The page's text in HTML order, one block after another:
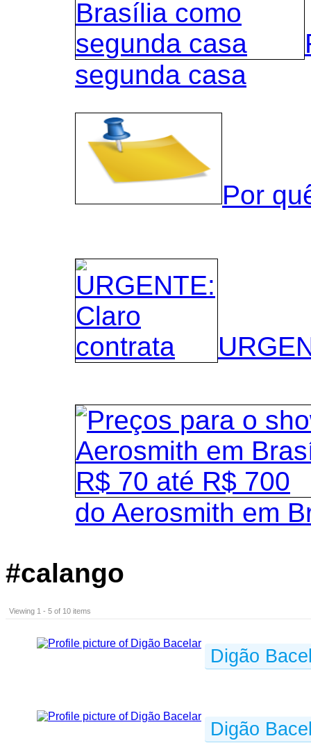
segunda casa
Por
do Aerosmith em
#calango
Viewing 1 - 5 of 10 items
Digão
Digão